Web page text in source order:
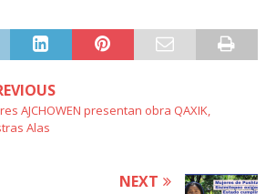
AJCHOWEN presentan obra QAXIK,
Alas
NEXT